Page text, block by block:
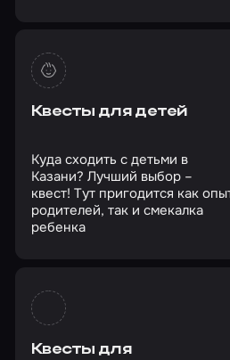
Квесты для детей
Куда сходить с детьми в
Казани? Лучший выбор –
квест! Тут пригодится как
родителей, так и смекалка
ребенка
Квесты для